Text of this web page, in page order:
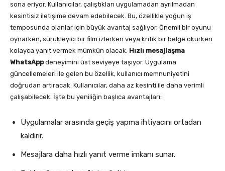
sona eriyor. Kullanıcılar, çalıştıkları uygulamadan ayrılmadan
kesintisiz iletişime devam edebilecek. Bu, özellikle yoğun iş
temposunda olanlar için büyük avantaj sağlıyor. Önemli bir oyunu
oynarken, sürükleyici bir film izlerken veya kritik bir belge okurken
kolayca yanıt vermek mümkün olacak. Hızlı mesajlaşma
WhatsAppdeneyimini üst seviyeye taşıyor. Uygulama
güncellemeleri ile gelen bu özellik, kullanıcı memnuniyetini
doğrudan artıracak. Kullanıcılar, daha az kesinti ile daha verimli
çalışabilecek. İşte bu yeniliğin başlıca avantajları:
Uygulamalar arasında geçiş yapma ihtiyacını ortadan
kaldırır.
Mesajlara daha hızlı yanıt verme imkanı sunar.